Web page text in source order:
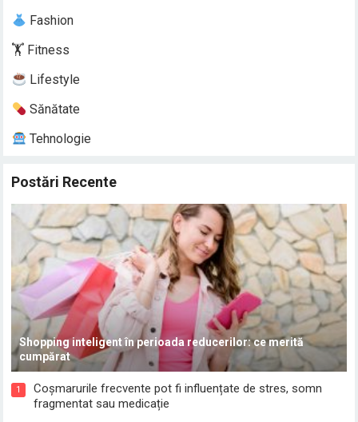
Fashion
🏋️ Fitness
Lifestyle
Sănătate
Tehnologie
Postări Recente
Shopping inteligent în perioada reducerilor: ce merită
cumpărat
1
Coșmarurile frecvente pot fi influențate de stres, somn
fragmentat sau medicație